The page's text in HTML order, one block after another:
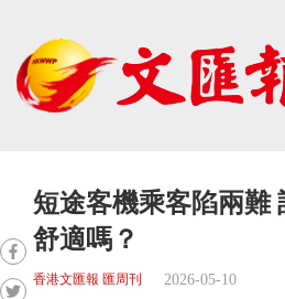
短途客機乘客陷兩難
舒適嗎？
香港文匯報 匯周刊 2026-05-10